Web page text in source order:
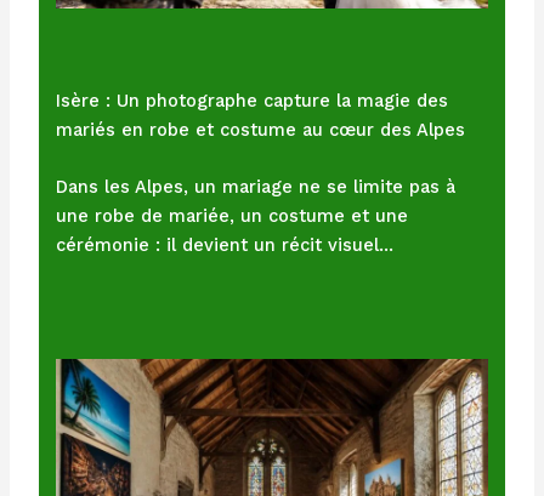
Isère : Un photographe capture la magie des
mariés en robe et costume au cœur des Alpes
Dans les Alpes, un mariage ne se limite pas à
une robe de mariée, un costume et une
cérémonie : il devient un récit visuel…